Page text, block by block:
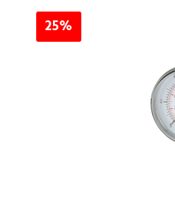
25%
25%